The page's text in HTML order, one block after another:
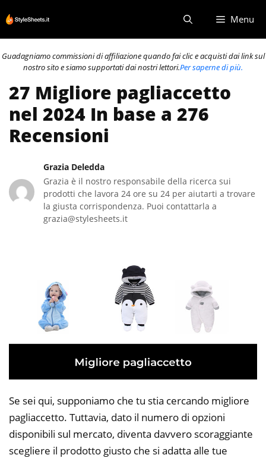
al
contenuto
Menu
Guadagniamo commissioni di affiliazione quando fai clic e acquisti dai link sul
nostro sito e siamo supportati dai nostri lettori.Per saperne di più.
27 Migliore pagliaccetto
nel 2024 In base a 276
Recensioni
Grazia Deledda
Grazia è il nostro responsabile della ricerca sui
prodotti che lavora 24 ore su 24 per aiutarti a trovare
la giusta corrispondenza. Puoi contattarla a
grazia@stylesheets.it
Se sei qui, supponiamo che tu stia cercando migliore
pagliaccetto. Tuttavia, dato il numero di opzioni
disponibili sul mercato, diventa davvero scoraggiante
scegliere il prodotto giusto che si adatta alle tue